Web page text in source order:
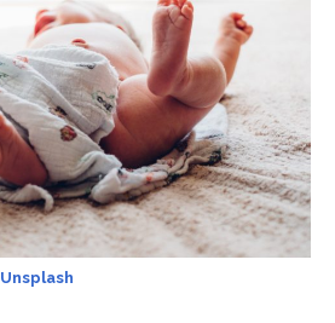
Unsplash